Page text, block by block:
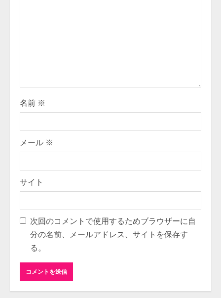
n
g
名前 ※
メール ※
サイト
次回のコメントで使用するためブラウザーに自
分の名前、メールアドレス、サイトを保存す
る。